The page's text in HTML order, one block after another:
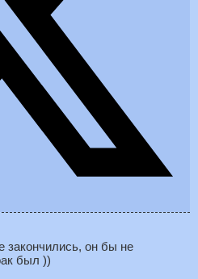
закончились, он бы не
был ))